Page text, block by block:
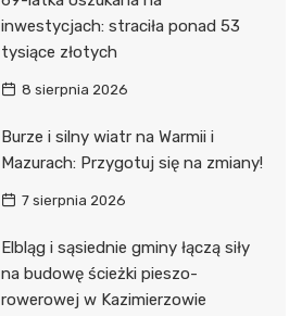
inwestycjach: straciła ponad 53
tysiące złotych
8 sierpnia 2026
Burze i silny wiatr na Warmii i
Mazurach: Przygotuj się na zmiany!
7 sierpnia 2026
Elbląg i sąsiednie gminy łączą siły
na budowę ścieżki pieszo-
rowerowej w Kazimierzowie